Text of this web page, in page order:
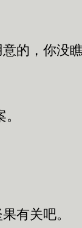
的，你没
有关吧。